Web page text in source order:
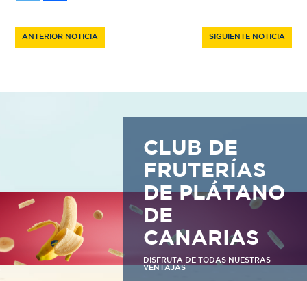
ANTERIOR NOTICIA SIGUIENTE NOTICIA
CLUB DE
FRUTERÍAS
DE PLÁTANO
DE
CANARIAS
DISFRUTA DE TODAS NUESTRAS
VENTAJAS